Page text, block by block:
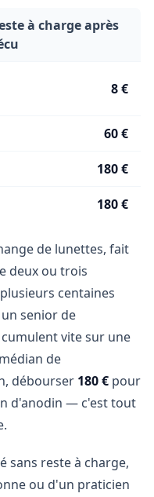
à charge après
8 €
60 €
180 €
180 €
de lunettes, fait
deux ou trois
centaines
senior de
vite sur une
de
débourser 180 € pour
d'anodin — c'est tout
sans reste à charge,
ou d'un praticien